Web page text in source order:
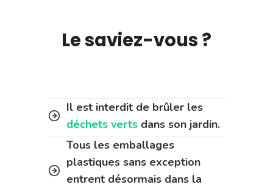
Le saviez-vous ?
Il est interdit de brûler les
déchets verts dans son jardin.
Tous les emballages
plastiques sans exception
entrent désormais dans la